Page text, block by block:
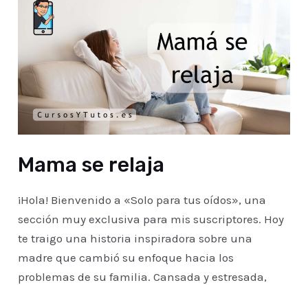
Mama se relaja
¡Hola! Bienvenido a «Solo para tus oídos», una
sección muy exclusiva para mis suscriptores. Hoy
te traigo una historia inspiradora sobre una
madre que cambió su enfoque hacia los
problemas de su familia. Cansada y estresada,